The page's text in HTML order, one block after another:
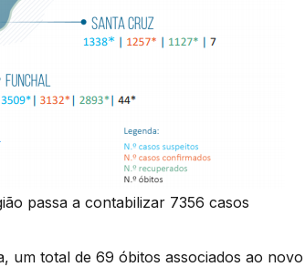
passa a contabilizar 7356 casos
um total de 69 óbitos associados ao novo